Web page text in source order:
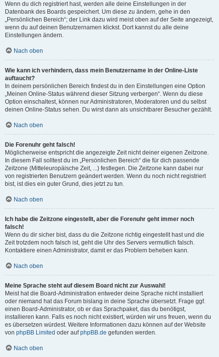
Wenn du dich registriert hast, werden alle deine Einstellungen in der
Datenbank des Boards gespeichert. Um diese zu ändern, gehe in den
„Persönlichen Bereich“; der Link dazu wird meist oben auf der Seite angezeigt,
wenn du auf deinen Benutzernamen klickst. Dort kannst du alle deine
Einstellungen ändern.
Nach oben
Wie kann ich verhindern, dass mein Benutzername in der Online-Liste
auftaucht?
In deinem persönlichen Bereich findest du in den Einstellungen eine Option
„Meinen Online-Status während dieser Sitzung verbergen“. Wenn du diese
Option einschaltest, können nur Administratoren, Moderatoren und du selbst
deinen Online-Status sehen. Du wirst dann als unsichtbarer Besucher gezählt.
Nach oben
Die Forenuhr geht falsch!
Möglicherweise entspricht die angezeigte Zeit nicht deiner eigenen Zeitzone.
In diesem Fall solltest du im „Persönlichen Bereich“ die für dich passende
Zeitzone (Mitteleuropäische Zeit, ...) festlegen. Die Zeitzone kann dabei nur
von registrierten Benutzern geändert werden. Wenn du noch nicht registriert
bist, ist dies ein guter Grund, dies jetzt zu tun.
Nach oben
Ich habe die Zeitzone eingestellt, aber die Forenuhr geht immer noch
falsch!
Wenn du dir sicher bist, dass du die Zeitzone richtig eingestellt hast und die
Zeit trotzdem noch falsch ist, geht die Uhr des Servers vermutlich falsch.
Kontaktiere einen Administrator, damit er das Problem beheben kann.
Nach oben
Meine Sprache steht auf diesem Board nicht zur Auswahl!
Meist hat die Board-Administration entweder deine Sprache nicht installiert
oder niemand hat das Forum bislang in deine Sprache übersetzt. Frage ggf.
einen Board-Administrator, ob er das Sprachpaket, das du benötigst,
installieren kann. Falls es noch nicht existiert, würden wir uns freuen, wenn du
es übersetzen würdest. Weitere Informationen dazu können auf der Website
von phpBB Limited oder aufphpBB.de gefunden werden.
Nach oben